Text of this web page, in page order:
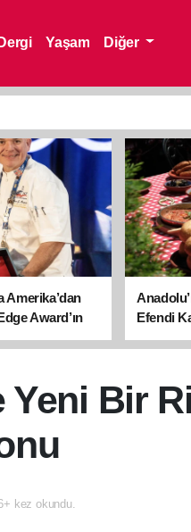
Yaşam Diğer
Amerika’dan
Award’ın
Efendi
Yeni Bir
kez okundu.